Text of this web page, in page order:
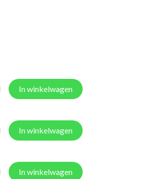
In winkelwagen
In winkelwagen
In winkelwagen